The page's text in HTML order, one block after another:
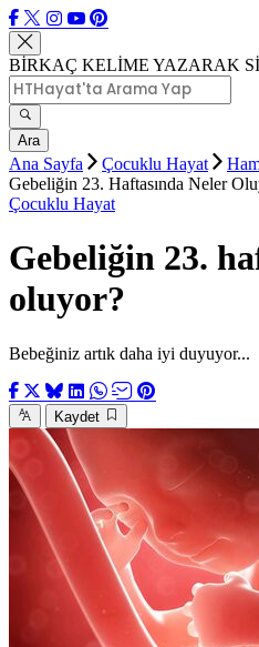
BİRKAÇ KELİME YAZARAK
Ara
Ana Sayfa Çocuklu Hayat
Gebeliğin 23. Haftasında Neler
Çocuklu Hayat
Gebeliğin 23.
oluyor?
Bebeğiniz artık daha iyi duyuyor...
Kaydet